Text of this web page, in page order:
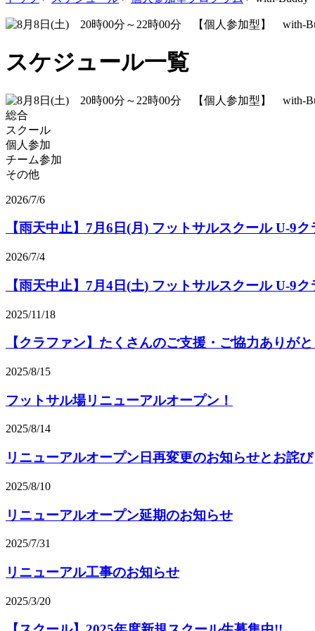
スケジュール一覧
総合
スクール
個人参加
チーム参加
その他
2026/7/6
【雨天中止】7月6日(月) フットサルスクール U-9ク
2026/7/4
【雨天中止】7月4日(土) フットサルスクール U-9ク
2025/11/18
【クラファン】たくさんのご支援・ご協力ありが
2025/8/15
フットサル場リニューアルオープン！
2025/8/14
リニューアルオープン日再変更のお知らせとお詫び
2025/8/10
リニューアルオープン延期のお知らせ
2025/7/31
リニューアル工事のお知らせ
2025/3/20